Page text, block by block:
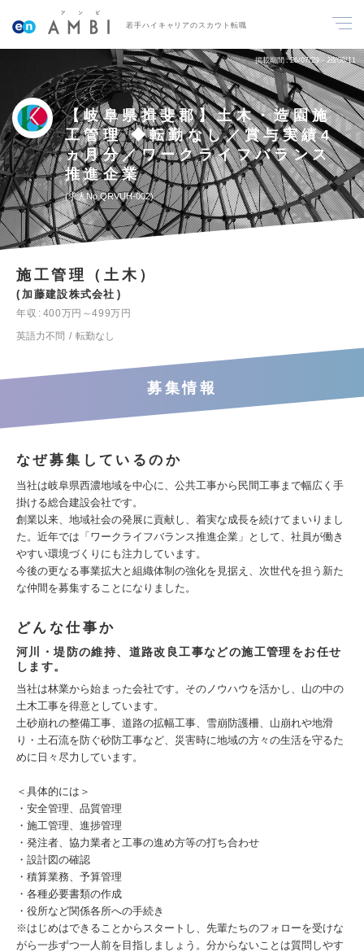
若手ハイキャリアのスカウト転職
掲載期間 26/07/29～26/08/11
【岐阜県揖斐郡】土木・造園施
工管理 ◆転勤なし／賞与実績4
ヵ月分／ワークライフバランス
推進企業
求人No.QRVUH-002
施工管理（土木）
加藤建設株式会社
年収
400万円～499万円
英語力不問
転勤なし
募集情報
なぜ募集しているのか
当社は岐阜県西濃地域を中心に、公共工事から民間工事まで幅広く手
掛ける総合建設会社です。
創業以来、地域社会の発展に貢献し、着実な成長を続けてまいりまし
た。近年では「ワークライフバランス推進企業」として、社員が働き
やすい環境づくりにも注力しています。
今後の更なる事業拡大と組織体制の強化を見据え、次世代を担う新た
な仲間を募集することになりました。
どんな仕事か
河川・堤防の維持、道路改良工事などの施工管理をお任せ
します。
当社は林業から始まった会社です。そのノウハウを活かし、山の中の
土木工事を得意としています。
土砂崩れの整備工事、道路の拡幅工事、雪崩防護柵、山崩れや地滑
り・土石流を防ぐ砂防工事など、災害時に地域の方々の生活を守るた
めに日々尽力しています。
＜具体的には＞
・安全管理、品質管理
・施工管理、進捗管理
・発注者、協力業者と工事の進め方等の打ち合わせ
・設計図の確認
・積算業務、予算管理
・各種必要書類の作成
・役所など関係各所への手続き
※はじめはできることからスタートし、先輩たちのフォローを受けな
がら一歩ずつ一人前を目指しましょう。分からないことは質問しやす